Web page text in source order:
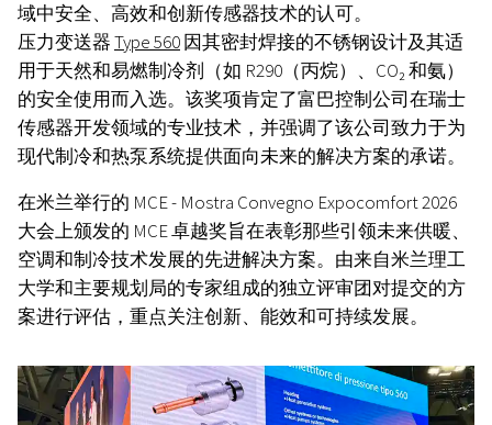
域中安全、高效和创新传感器技术的认可。
压力变送器Type 560因其密封焊接的不锈钢设计及其适
用于天然和易燃制冷剂（如 R290（丙烷）、CO₂ 和氨）
的安全使用而入选。该奖项肯定了富巴控制公司在瑞士
传感器开发领域的专业技术，并强调了该公司致力于为
现代制冷和热泵系统提供面向未来的解决方案的承诺。
在米兰举行的 MCE - Mostra Convegno Expocomfort 2026
大会上颁发的 MCE 卓越奖旨在表彰那些引领未来供暖、
空调和制冷技术发展的先进解决方案。由来自米兰理工
大学和主要规划局的专家组成的独立评审团对提交的方
案进行评估，重点关注创新、能效和可持续发展。